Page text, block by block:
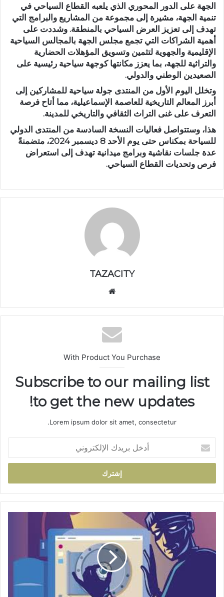
الجهة على الدور المحوري الذي يلعبه القطاع السياحي في
تنمية الجهة، مشيرة إلى مجموعة من المشاريع والبرامج التي
تهدف إلى تعزيز العرض السياحي بالمنطقة. وشددت على
أهمية الشراكات التي تجمع مجلس الجهة بالمجالس السياحية
الإقليمية والجهوية لتثمين وتسويق المؤهلات الحضارية
والتراثية للجهة، بما يعزز مكانتها كوجهة سياحية رئيسية على
الصعيدين الوطني والدولي.
وتخلل اليوم الأول من المنتدى جولة سياحية للمشاركين إلى
أبرز المعالم التاريخية للعاصمة الإسماعيلية، مما أتاح فرصة
التعرف على غنى التراث الثقافي والتاريخي للمدينة.
هذا، وستتواصل فعاليات النسخة السادسة من المنتدى الدولي
للسياحة بمكناس حتى يوم الأحد 8 ديسمبر 2024، متضمنةً
عدة جلسات نقاشية وبرامج ميدانية تهدف إلى استعراض
فرص وتحديات القطاع السياحي.
TAZACITY
الوي
ب
With Product You Purchase
Subscribe to our mailing list
to get the new updates!
Lorem ipsum dolor sit amet, consectetur.
خ
ب
ر
ة